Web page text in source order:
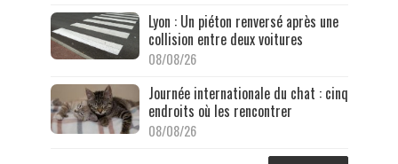
Lyon : Un piéton renversé après une
collision entre deux voitures
08/08/26
Journée internationale du chat : cinq
endroits où les rencontrer
08/08/26